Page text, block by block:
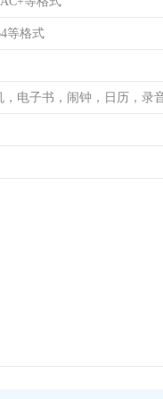
等格式
电子书，闹钟，日历，录